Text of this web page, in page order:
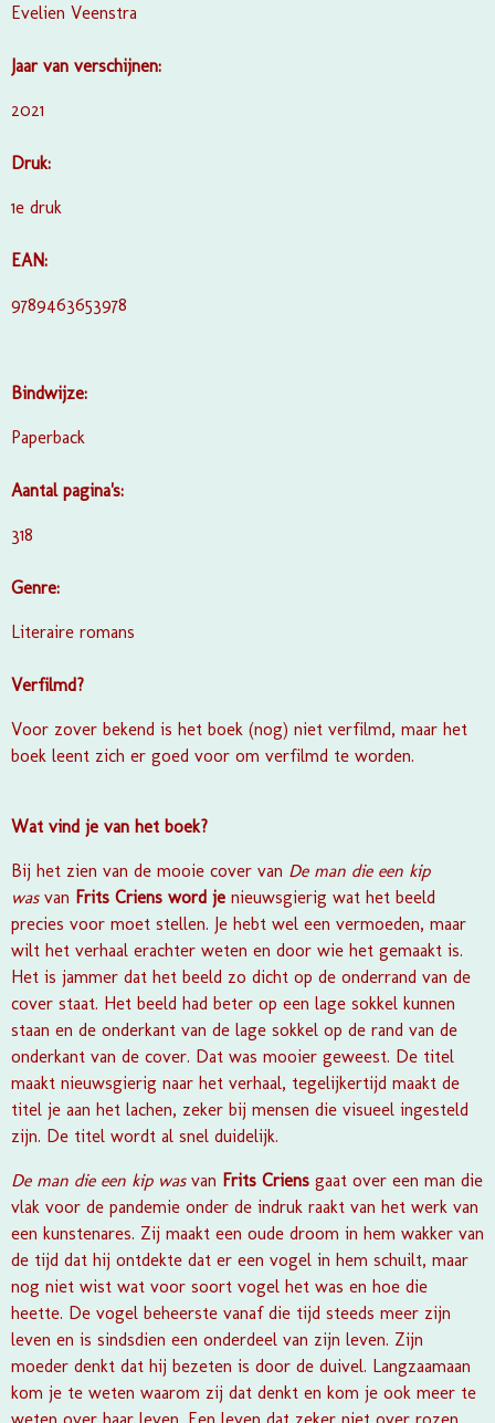
Evelien Veenstra
Jaar van verschijnen:
2021
Druk:
1e druk
EAN:
9789463653978
Bindwijze:
Paperback
Aantal pagina's:
318
Genre:
Literaire romans
Verfilmd?
Voor zover bekend is het boek (nog) niet verfilmd, maar het
boek leent zich er goed voor om verfilmd te worden.
Wat vind je van het boek?
Bij het zien van de mooie cover van De man die een kip
was van Frits Criens word je nieuwsgierig wat het beeld
precies voor moet stellen. Je hebt wel een vermoeden, maar
wilt het verhaal erachter weten en door wie het gemaakt is.
Het is jammer dat het beeld zo dicht op de onderrand van de
cover staat. Het beeld had beter op een lage sokkel kunnen
staan en de onderkant van de lage sokkel op de rand van de
onderkant van de cover. Dat was mooier geweest. De titel
maakt nieuwsgierig naar het verhaal, tegelijkertijd maakt de
titel je aan het lachen, zeker bij mensen die visueel ingesteld
zijn. De titel wordt al snel duidelijk.
De man die een kip was van Frits Criens gaat over een man die
vlak voor de pandemie onder de indruk raakt van het werk van
een kunstenares. Zij maakt een oude droom in hem wakker van
de tijd dat hij ontdekte dat er een vogel in hem schuilt, maar
nog niet wist wat voor soort vogel het was en hoe die
heette. De vogel beheerste vanaf die tijd steeds meer zijn
leven en is sindsdien een onderdeel van zijn leven. Zijn
moeder denkt dat hij bezeten is door de duivel. Langzaamaan
kom je te weten waarom zij dat denkt en kom je ook meer te